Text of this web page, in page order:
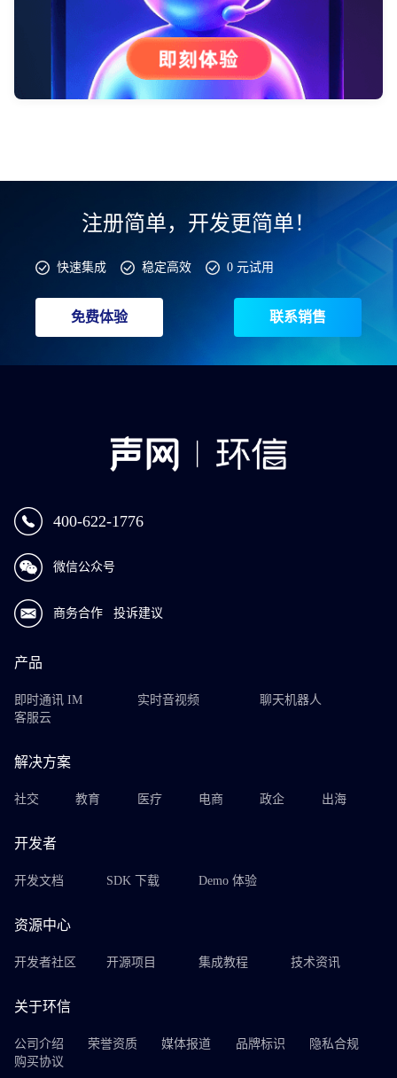
注册简单，开发更简单！
快速集成 稳定高效 0 元试用
免费体验 联系销售
400-622-1776
微信公众号
商务合作 投诉建议
产品
即时通讯 IM 实时音视频
聊天机器人
客服云
解决方案
社交 教育 医疗 电商 政企 出海
开发者
开发文档 SDK 下载 Demo 体验
资源中心
开发者社区 开源项目 集成教程 技术资讯
关于环信
公司介绍 荣誉资质 媒体报道 品牌标识
隐私合规
购买协议